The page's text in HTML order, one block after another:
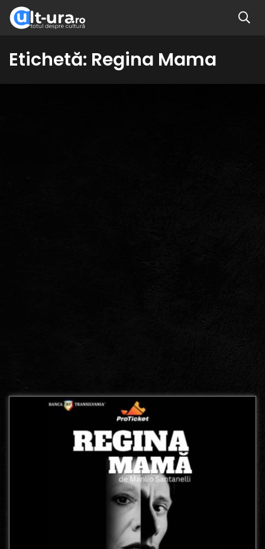
Etichetă: Regina Mama